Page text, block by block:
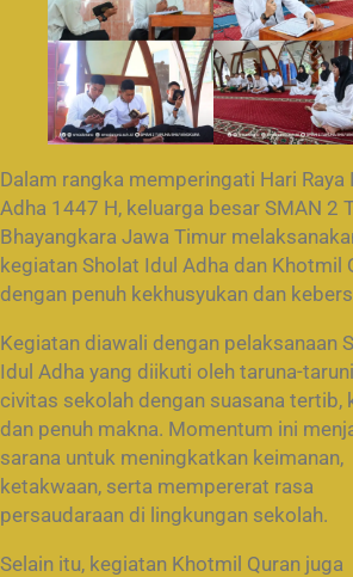
Dalam rangka memperingati Hari Raya
Adha 1447 H, keluarga besar SMAN 2
Bhayangkara Jawa Timur
kegiatan Sholat Idul Adha dan Khotmil
dengan penuh kekhusyukan dan
Kegiatan diawali dengan pelaksanaan
Idul Adha yang diikuti oleh taruna-
civitas sekolah dengan suasana tertib,
dan penuh makna. Momentum ini
sarana untuk meningkatkan keimanan,
ketakwaan, serta mempererat rasa
persaudaraan di lingkungan sekolah.
Selain itu, kegiatan Khotmil Quran juga